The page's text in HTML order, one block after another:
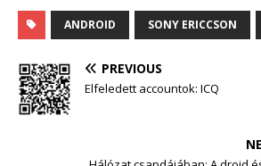
X10-nél
ANDROID SONY ERICCSON
PREVIOUS
Elfeledett accountok: ICQ